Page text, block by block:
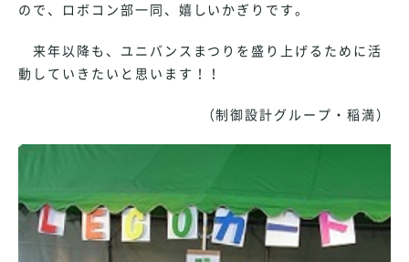
ので、ロボコン部一同、嬉しいかぎりです。
来年以降も、ユニバンスまつりを盛り上げるために活
動していきたいと思います！！
（制御設計グループ・稲満）